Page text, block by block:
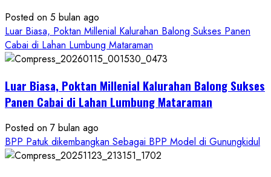
Singkong
Wujudkan
Ketahanan
Pangan
Petani
Posted on 5 bulan ago
Luar Biasa, Poktan Millenial Kalurahan Balong Sukses Panen
Cabai di Lahan Lumbung Mataraman
Luar Biasa, Poktan Millenial Kalurahan Balong Sukses
Panen Cabai di Lahan Lumbung Mataraman
Posted on 7 bulan ago
BPP Patuk dikembangkan Sebagai BPP Model di Gunungkidul